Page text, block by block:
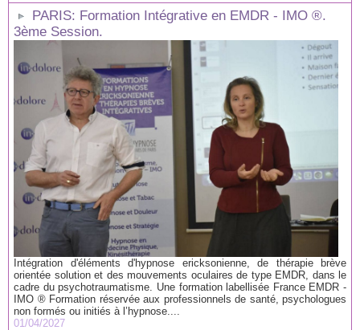
PARIS: Formation Intégrative en EMDR - IMO ®.
3ème Session.
Intégration d'éléments d'hypnose ericksonienne, de thérapie brève
orientée solution et des mouvements oculaires de type EMDR, dans le
cadre du psychotraumatisme. Une formation labellisée France EMDR -
IMO ® Formation réservée aux professionnels de santé, psychologues
non formés ou initiés à l’hypnose....
01/04/2027